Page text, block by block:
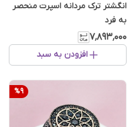
انگشتر ترک مردانه اسپرت منحصر
به فرد
۷٬۸۹۳٬۰۰۰
افزودن به سبد
%9